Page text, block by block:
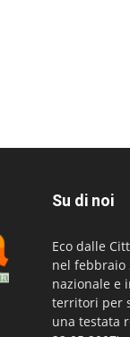
Su di noi
Eco dalle
nel febbraio
nazionale e
territori per
una testata